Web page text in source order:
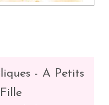
- A Petits